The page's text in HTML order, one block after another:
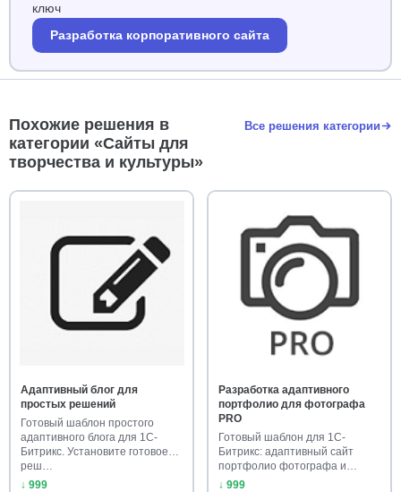
ключ
Разработка корпоративного сайта
Похожие решения в
категории «Сайты для
творчества и культуры»
Все решения категории
Адаптивный блог для
простых решений
Готовый шаблон простого
адаптивного блога для 1С-
Битрикс. Установите готовое
реш…
↓ 999
Разработка адаптивного
портфолио для фотографа
PRO
Готовый шаблон для 1С-
Битрикс: адаптивный сайт
портфолио фотографа и
студии. Куп…
↓ 999